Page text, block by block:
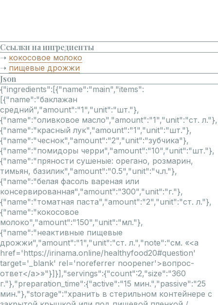
Ссылки на ингредиенты
➝ кокосовое молоко
➝ пищевые дрожжи
Json
{"ingredients":[{"name":"main","items":
[{"name":"баклажан
средний","amount":"1","unit":"шт."},
{"name":"оливковое масло","amount":"1","unit":"ст. л."},
{"name":"красный лук","amount":"1","unit":"шт."},
{"name":"чеснок","amount":"2","unit":"зубчика"},
{"name":"помидоры черри","amount":"10","unit":"шт."},
{"name":"пряности сушеные: орегано, розмарин,
тимьян, базилик","amount":"0.5","unit":"ч.л."},
{"name":"белая фасоль вареная или
консервированная","amount":"300","unit":"г."},
{"name":"томатная паста","amount":"2","unit":"ст. л."},
{"name":"кокосовое
молоко","amount":"150","unit":"мл."},
{"name":"неактивные пищевые
дрожжи","amount":"1","unit":"ст. л.","note":"см. «<a
href='https://irinama.online/healthyfood20#question'
target='_blank' rel='noreferrer noopener'>вопрос-
ответ</a>»"}]}],"servings":{"count":2,"size":"360
г."},"preparation_time":{"active":"15 мин.","passive":"25
мин."},"storage":"хранить в стерильном контейнере с